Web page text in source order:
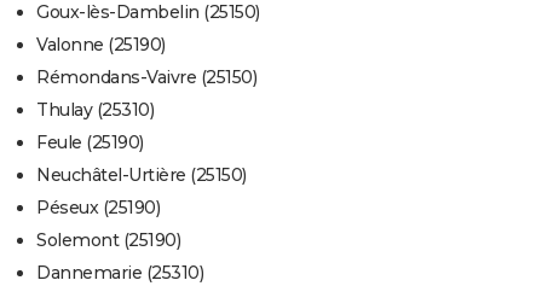
Goux-lès-Dambelin (25150)
Valonne (25190)
Rémondans-Vaivre (25150)
Thulay (25310)
Feule (25190)
Neuchâtel-Urtière (25150)
Péseux (25190)
Solemont (25190)
Dannemarie (25310)